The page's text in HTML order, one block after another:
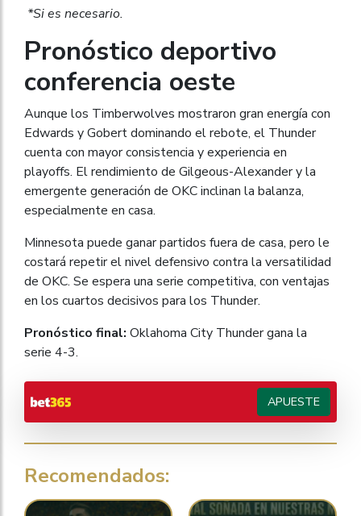
*Si es necesario.
Pronóstico deportivo
conferencia oeste
Aunque los Timberwolves mostraron gran energía con
Edwards y Gobert dominando el rebote, el Thunder
cuenta con mayor consistencia y experiencia en
playoffs. El rendimiento de Gilgeous-Alexander y la
emergente generación de OKC inclinan la balanza,
especialmente en casa.
Minnesota puede ganar partidos fuera de casa, pero le
costará repetir el nivel defensivo contra la versatilidad
de OKC. Se espera una serie competitiva, con ventajas
en los cuartos decisivos para los Thunder.
Pronóstico final: Oklahoma City Thunder gana la
serie 4-3.
APUESTE
Recomendados: